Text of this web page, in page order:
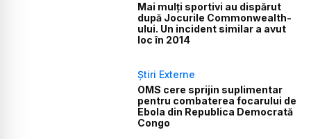
Mai mulți sportivi au dispărut
după Jocurile Commonwealth-
ului. Un incident similar a avut
loc în 2014
Știri Externe
OMS cere sprijin suplimentar
pentru combaterea focarului de
Ebola din Republica Democrată
Congo